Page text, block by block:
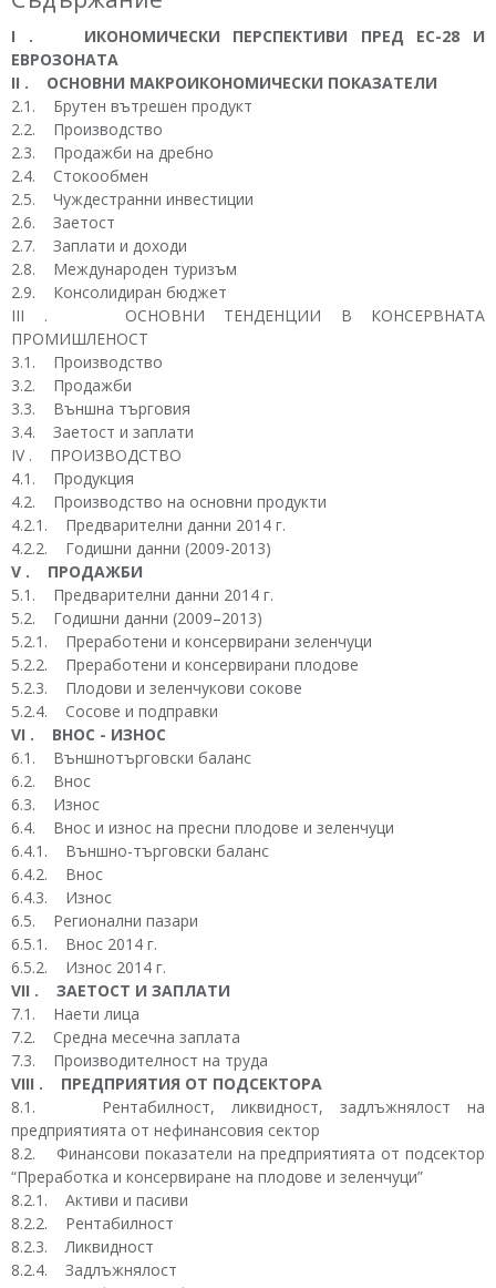
I . ИКОНОМИЧЕСКИ ПЕРСПЕКТИВИ ПРЕД ЕС-28 И
ЕВРОЗОНАТА
II . ОСНОВНИ МАКРОИКОНОМИЧЕСКИ ПОКАЗАТЕЛИ
2.1. Брутен вътрешен продукт
2.2. Производство
2.3. Продажби на дребно
2.4. Стокообмен
2.5. Чуждестранни инвестиции
2.6. Заетост
2.7. Заплати и доходи
2.8. Международен туризъм
2.9. Консолидиран бюджет
III . ОСНОВНИ ТЕНДЕНЦИИ В КОНСЕРВНАТА
ПРОМИШЛЕНОСТ
3.1. Производство
3.2. Продажби
3.3. Външна търговия
3.4. Заетост и заплати
IV . ПРОИЗВОДСТВО
4.1. Продукция
4.2. Производство на основни продукти
4.2.1. Предварителни данни 2014 г.
4.2.2. Годишни данни (2009-2013)
V . ПРОДАЖБИ
5.1. Предварителни данни 2014 г.
5.2. Годишни данни (2009–2013)
5.2.1. Преработени и консервирани зеленчуци
5.2.2. Преработени и консервирани плодове
5.2.3. Плодови и зеленчукови сокове
5.2.4. Сосове и подправки
VI . ВНОС - ИЗНОС
6.1. Външнотърговски баланс
6.2. Внос
6.3. Износ
6.4. Внос и износ на пресни плодове и зеленчуци
6.4.1. Външно-търговски баланс
6.4.2. Внос
6.4.3. Износ
6.5. Регионални пазари
6.5.1. Внос 2014 г.
6.5.2. Износ 2014 г.
VII . ЗАЕТОСТ И ЗАПЛАТИ
7.1. Наети лица
7.2. Средна месечна заплата
7.3. Производителност на труда
VIII . ПРЕДПРИЯТИЯ ОТ ПОДСЕКТОРА
8.1. Рентабилност, ликвидност, задлъжнялост на
предприятията от нефинансовия сектор
8.2. Финансови показатели на предприятията от подсектор
“Преработка и консервиране на плодове и зеленчуци”
8.2.1. Активи и пасиви
8.2.2. Рентабилност
8.2.3. Ликвидност
8.2.4. Задлъжнялост